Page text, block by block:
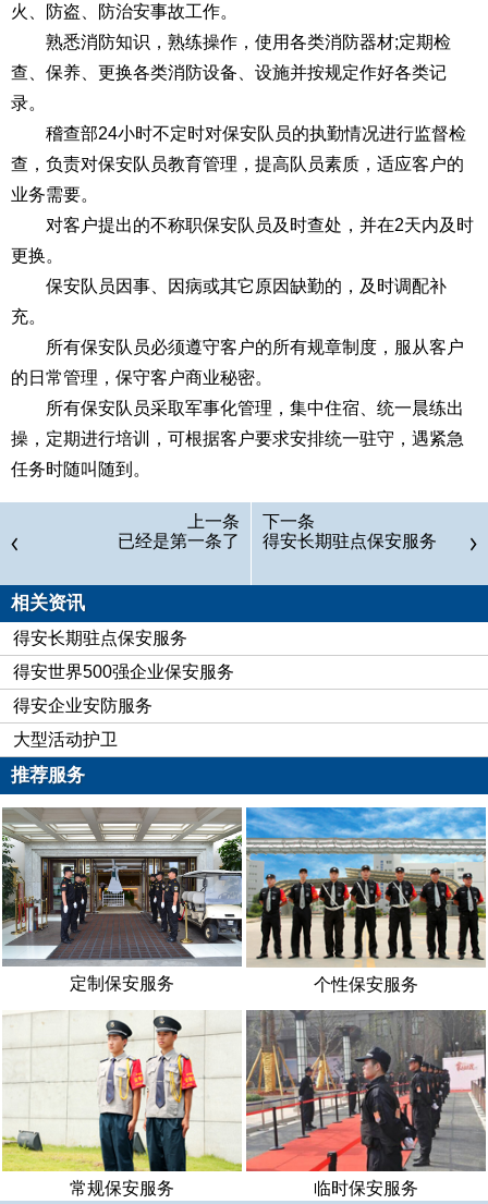
火、防盗、防治安事故工作。
熟悉消防知识，熟练操作，使用各类消防器材;定期检
查、保养、更换各类消防设备、设施并按规定作好各类记
录。
稽查部24小时不定时对保安队员的执勤情况进行监督检
查，负责对保安队员教育管理，提高队员素质，适应客户的
业务需要。
对客户提出的不称职保安队员及时查处，并在2天内及时
更换。
保安队员因事、因病或其它原因缺勤的，及时调配补
充。
所有保安队员必须遵守客户的所有规章制度，服从客户
的日常管理，保守客户商业秘密。
所有保安队员采取军事化管理，集中住宿、统一晨练出
操，定期进行培训，可根据客户要求安排统一驻守，遇紧急
任务时随叫随到。
上一条
已经是第一条了
下一条
得安长期驻点保安服务
相关资讯
得安长期驻点保安服务
得安世界500强企业保安服务
得安企业安防服务
大型活动护卫
推荐服务
定制保安服务 个性保安服务
常规保安服务 临时保安服务